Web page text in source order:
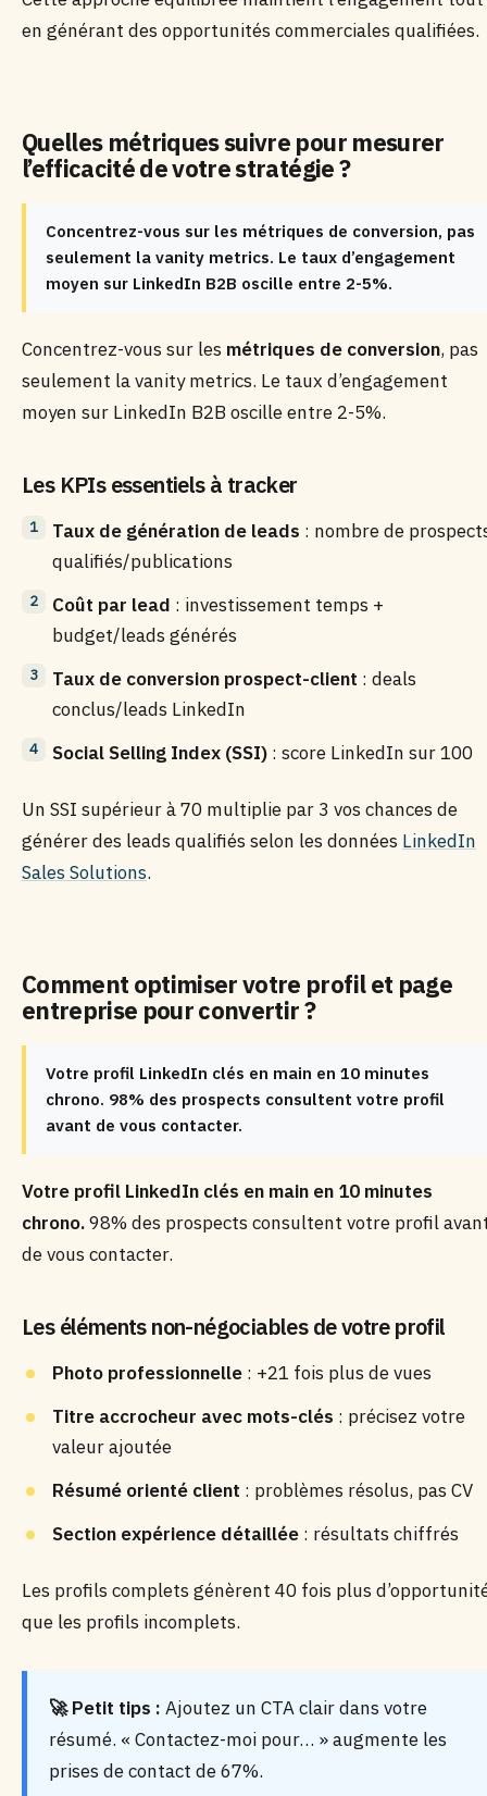
en générant des opportunités commerciales qualifiées.
Quelles métriques suivre pour mesurer
l’efficacité de votre stratégie ?
Concentrez-vous sur les métriques de conversion, pas
seulement la vanity metrics. Le taux d’engagement
moyen sur LinkedIn B2B oscille entre 2-5%.
Concentrez-vous sur les métriques de conversion, pas
seulement la vanity metrics. Le taux d’engagement
moyen sur LinkedIn B2B oscille entre 2-5%.
Les KPIs essentiels à tracker
Taux de génération de leads : nombre de
qualifiés/publications
Coût par lead : investissement temps +
budget/leads générés
Taux de conversion prospect-client : deals
conclus/leads LinkedIn
Social Selling Index (SSI) : score LinkedIn sur 100
Un SSI supérieur à 70 multiplie par 3 vos chances de
générer des leads qualifiés selon les données LinkedIn
Sales Solutions.
Comment optimiser votre profil et page
entreprise pour convertir ?
Votre profil LinkedIn clés en main en 10 minutes
chrono. 98% des prospects consultent votre profil
avant de vous contacter.
Votre profil LinkedIn clés en main en 10 minutes
chrono.98% des prospects consultent votre profil
de vous contacter.
Les éléments non-négociables de votre profil
Photo professionnelle : +21 fois plus de vues
Titre accrocheur avec mots-clés : précisez votre
valeur ajoutée
Résumé orienté client : problèmes résolus, pas CV
Section expérience détaillée : résultats chiffrés
Les profils complets génèrent 40 fois plus
que les profils incomplets.
🚀 Petit tips : Ajoutez un CTA clair dans votre
résumé. « Contactez-moi pour… » augmente les
prises de contact de 67%.